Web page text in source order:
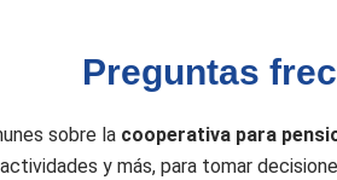
Preguntas
sobre la cooperativa para
actividades y más, para tomar